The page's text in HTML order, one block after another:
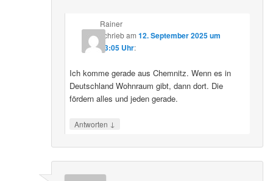
Rainer
schriebam 12. September 2025 um
23:05 Uhr:
Ich komme gerade aus Chemnitz. Wenn es in
Deutschland Wohnraum gibt, dann dort. Die
fördern alles und jeden gerade.
Antworten ↓